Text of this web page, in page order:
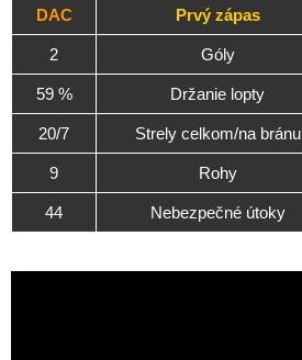
DAC Prvý zápas
2 Góly
59 % Držanie lopty
20/7 Strely celkom/na bránu
9 Rohy
44 Nebezpečné útoky